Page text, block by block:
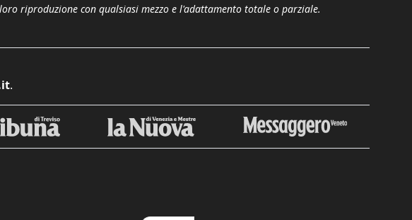
riproduzione con qualsiasi mezzo e l'adattamento totale o parziale.
.